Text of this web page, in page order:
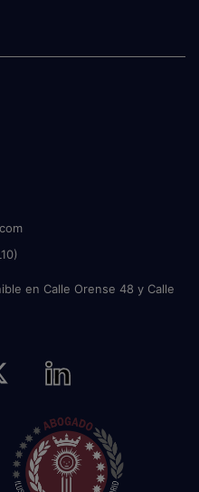
en Calle Orense 48 y Calle